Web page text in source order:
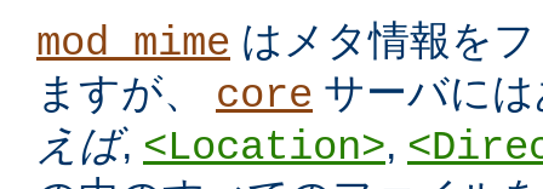
mod_mime はメタ情報を
ますが、 core サーバに
えば, <Location>,